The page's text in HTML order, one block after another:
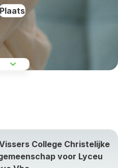
Plaats
College Christelijke
voor Lyceu